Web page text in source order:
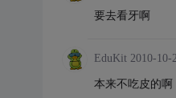
要去看牙啊
EduKit 2010-10-
本来不吃皮的啊